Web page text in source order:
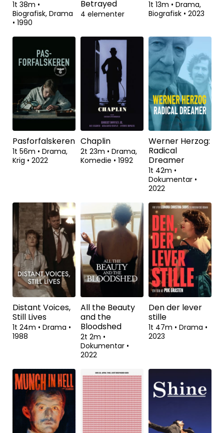
1t 38m •
Biografisk, Drama
• 1990
Betrayed
4 elementer
1t 13m • Drama,
Biografisk • 2023
Pasforfalskeren
1t 56m • Drama,
Krig • 2022
Chaplin
2t 23m • Drama,
Komedie • 1992
Werner Herzog:
Radical
Dreamer
1t 42m •
Dokumentar •
2022
Distant Voices,
Still Lives
1t 24m • Drama •
1988
All the Beauty
and the
Bloodshed
2t 2m •
Dokumentar •
2022
Den der lever
stille
1t 47m • Drama •
2023